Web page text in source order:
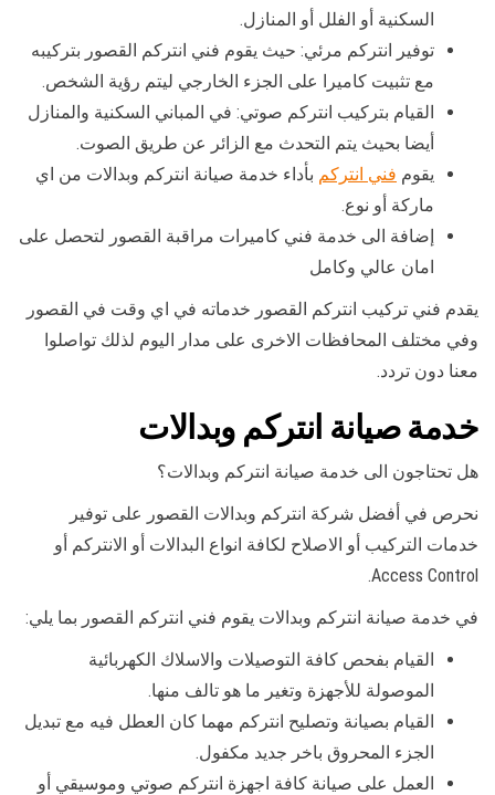
السكنية أو الفلل أو المنازل.
توفير انتركم مرئي: حيث يقوم فني انتركم القصور بتركيبه
مع تثبيت كاميرا على الجزء الخارجي ليتم رؤية الشخص.
القيام بتركيب انتركم صوتي: في المباني السكنية والمنازل
أيضا بحيث يتم التحدث مع الزائر عن طريق الصوت.
يقوم فني انتركم بأداء خدمة صيانة انتركم وبدالات من اي
ماركة أو نوع.
إضافة الى خدمة فني كاميرات مراقبة القصور لتحصل على
امان عالي وكامل
يقدم فني تركيب انتركم القصور خدماته في اي وقت في القصور
وفي مختلف المحافظات الاخرى على مدار اليوم لذلك تواصلوا
معنا دون تردد.
خدمة صيانة انتركم وبدالات
هل تحتاجون الى خدمة صيانة انتركم وبدالات؟
نحرص في أفضل شركة انتركم وبدالات القصور على توفير
خدمات التركيب أو الاصلاح لكافة انواع البدالات أو الانتركم أو
Access Control.
في خدمة صيانة انتركم وبدالات يقوم فني انتركم القصور بما يلي:
القيام بفحص كافة التوصيلات والاسلاك الكهربائية
الموصولة للأجهزة وتغير ما هو تالف منها.
القيام بصيانة وتصليح انتركم مهما كان العطل فيه مع تبديل
الجزء المحروق باخر جديد مكفول.
العمل على صيانة كافة اجهزة انتركم صوتي وموسيقي أو